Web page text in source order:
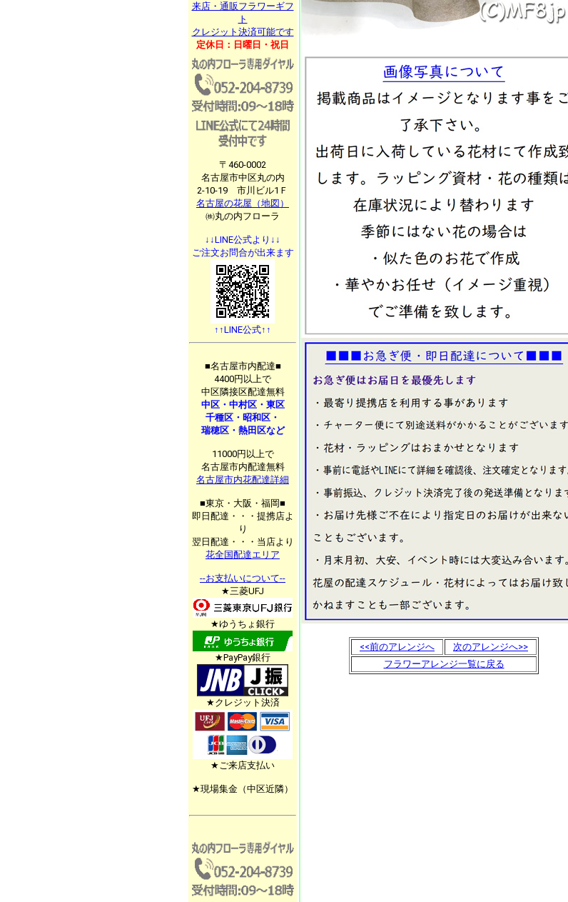
来店・通販フラワーギフ
ト
クレジット決済可能です
定休日：日曜日・祝日
〒460-0002
名古屋市中区丸の内
2-10-19 市川ビル1Ｆ
名古屋の花屋（地図）
㈱丸の内フローラ
↓↓LINE公式より↓↓
ご注文お問合が出来ます
↑↑LINE公式↑↑
■名古屋市内配達■
4400円以上で
中区隣接区配達無料
中区・中村区・東区
千種区・昭和区・
瑞穂区・熱田区など
11000円以上で
名古屋市内配達無料
名古屋市内花配達詳細
■東京・大阪・福岡■
即日配達・・・提携店よ
り
翌日配達・・・当店より
花全国配達エリア
--お支払いについて--
★三菱UFJ
★ゆうちょ銀行
★PayPay銀行
★クレジット決済
★ご来店支払い
★現場集金（中区近隣）
<<前のアレンジへ
次のアレンジへ>>
フラワーアレンジ一覧に戻る